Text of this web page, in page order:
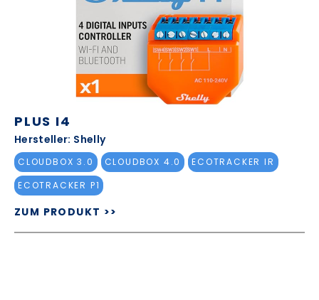
PLUS I4
Hersteller: Shelly
CLOUDBOX 3.0 CLOUDBOX 4.0
ECOTRACKER IR
ECOTRACKER P1
ZUM PRODUKT >>